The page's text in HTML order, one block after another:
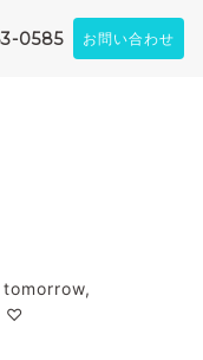
0585 お問い合わせ
♡